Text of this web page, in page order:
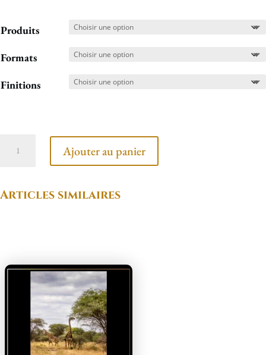
Produits
Formats
Finitions
de
Ajouter au panier
Articles similaires